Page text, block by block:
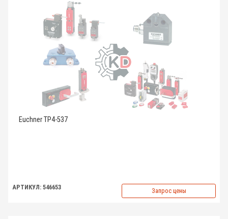
Euchner TP4-537
АРТИКУЛ: 546653 Запрос цены